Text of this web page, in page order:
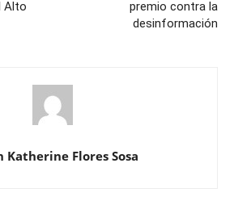
Alto
premio contra la
desinformación
Katherine Flores Sosa